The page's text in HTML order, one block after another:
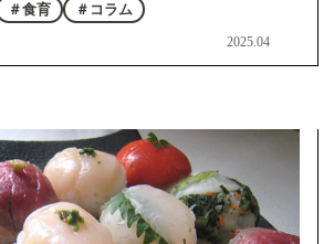
＃食育
＃コラム
2025.04